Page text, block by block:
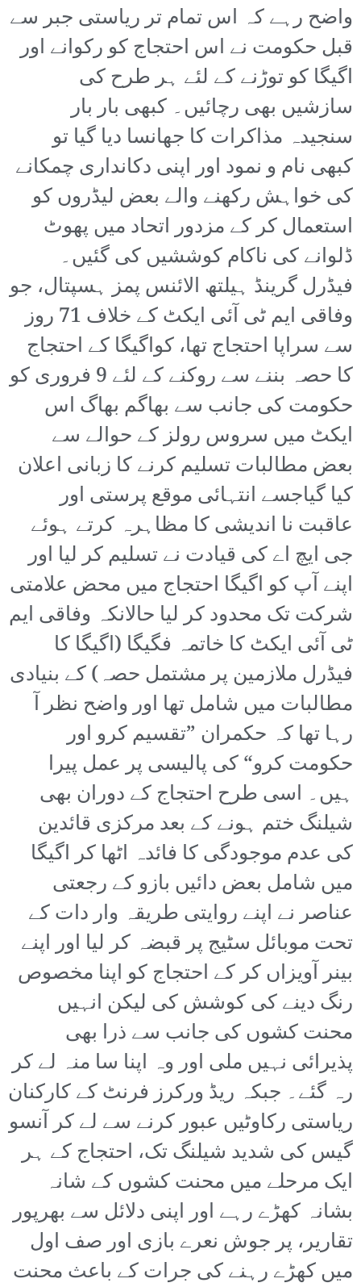
واضح رہے کہ اس تمام تر ریاستی جبر سے
قبل حکومت نے اس احتجاج کو رکوانے اور
اگیگا کو توڑنے کے لئے ہر طرح کی
سازشیں بھی رچائیں۔ کبھی بار بار
سنجیدہ مذاکرات کا جھانسا دیا گیا تو
کبھی نام و نمود اور اپنی دکانداری چمکانے
کی خواہش رکھنے والے بعض لیڈروں کو
استعمال کر کے مزدور اتحاد میں پھوٹ
ڈلوانے کی ناکام کوششیں کی گئیں۔
فیڈرل گرینڈ ہیلتھ الائنس پمز ہسپتال، جو
وفاقی ایم ٹی آئی ایکٹ کے خلاف 71 روز
سے سراپا احتجاج تھا، کواگیگا کے احتجاج
کا حصہ بننے سے روکنے کے لئے 9 فروری کو
حکومت کی جانب سے بھاگم بھاگ اس
ایکٹ میں سروس رولز کے حوالے سے
بعض مطالبات تسلیم کرنے کا زبانی اعلان
کیا گیاجسے انتہائی موقع پرستی اور
عاقبت نا اندیشی کا مظاہرہ کرتے ہوئے
جی ایچ اے کی قیادت نے تسلیم کر لیا اور
اپنے آپ کو اگیگا احتجاج میں محض علامتی
شرکت تک محدود کر لیا حالانکہ وفاقی ایم
ٹی آئی ایکٹ کا خاتمہ فگیگا (اگیگا کا
فیڈرل ملازمین پر مشتمل حصہ) کے بنیادی
مطالبات میں شامل تھا اور واضح نظر آ
رہا تھا کہ حکمران ”تقسیم کرو اور
حکومت کرو“ کی پالیسی پر عمل پیرا
ہیں۔ اسی طرح احتجاج کے دوران بھی
شیلنگ ختم ہونے کے بعد مرکزی قائدین
کی عدم موجودگی کا فائدہ اٹھا کر اگیگا
میں شامل بعض دائیں بازو کے رجعتی
عناصر نے اپنے روایتی طریقہ وار دات کے
تحت موبائل سٹیج پر قبضہ کر لیا اور اپنے
بینر آویزاں کر کے احتجاج کو اپنا مخصوص
رنگ دینے کی کوشش کی لیکن انہیں
محنت کشوں کی جانب سے ذرا بھی
پذیرائی نہیں ملی اور وہ اپنا سا منہ لے کر
رہ گئے۔ جبکہ ریڈ ورکرز فرنٹ کے کارکنان
ریاستی رکاوٹیں عبور کرنے سے لے کر آنسو
گیس کی شدید شیلنگ تک، احتجاج کے ہر
ایک مرحلے میں محنت کشوں کے شانہ
بشانہ کھڑے رہے اور اپنی دلائل سے بھرپور
تقاریر، پر جوش نعرے بازی اور صف اول
میں کھڑے رہنے کی جرات کے باعث محنت